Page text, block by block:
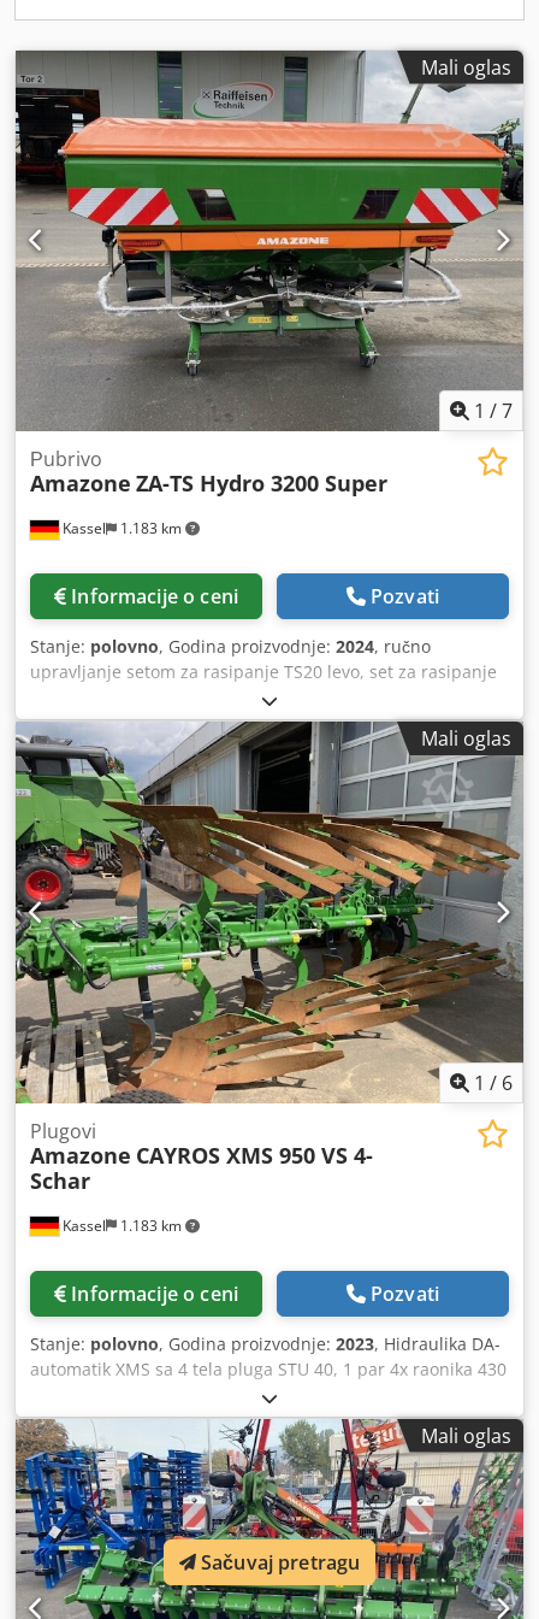
Mali oglas
1 /7
Kassel 1.183 km
Рubrivo
Amazone ZA-TS Hydro 3200 Super
Informacije o ceni Pozvati
Stanje: polovno, Godina proizvodnje: 2024, ručno
upravljanje setom za rasipanje TS20 levo, set za rasipanje
TS20 desno / hidraulični pogon levo sa AutoTS i
FlowControl ProfiSPro, hidraulični pogon desno sa AutoTS i
FlowControl ProfiSPro, glavna ploča levo sa AutoTS / glavna
ploča desno Cjdotrdzwspfx Aktsrf
Mali oglas
1 / 6
Kassel 1.183 km
Plugovi
Amazone CAYROS XMS 950 VS 4-
Schar
Informacije o ceni Pozvati
Stanje: polovno, Godina proizvodnje: 2023, Hidraulika DA-
automatik XMS sa 4 tela pluga STU 40, 1 par 4x raonika 430
HD, 1 par zaštitnika za radne površine, 1 par 4x
predorezača M0 RH65-85, diskosni sekač DM 500 za /
hidrauličko otpuštanje pri udaru u kamen, teško klatno
potporni točak DM680 / Csdpfx Akjtvf Rwetjrf
Mali oglas
Sačuvaj pretragu